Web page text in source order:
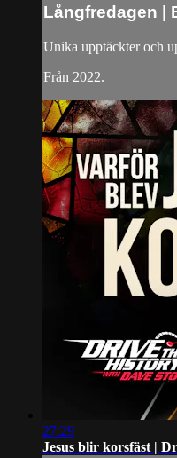
Långfredagen |
Unika upptäckter och
Från 2022.
27:29
Jesus blir korsfäst |